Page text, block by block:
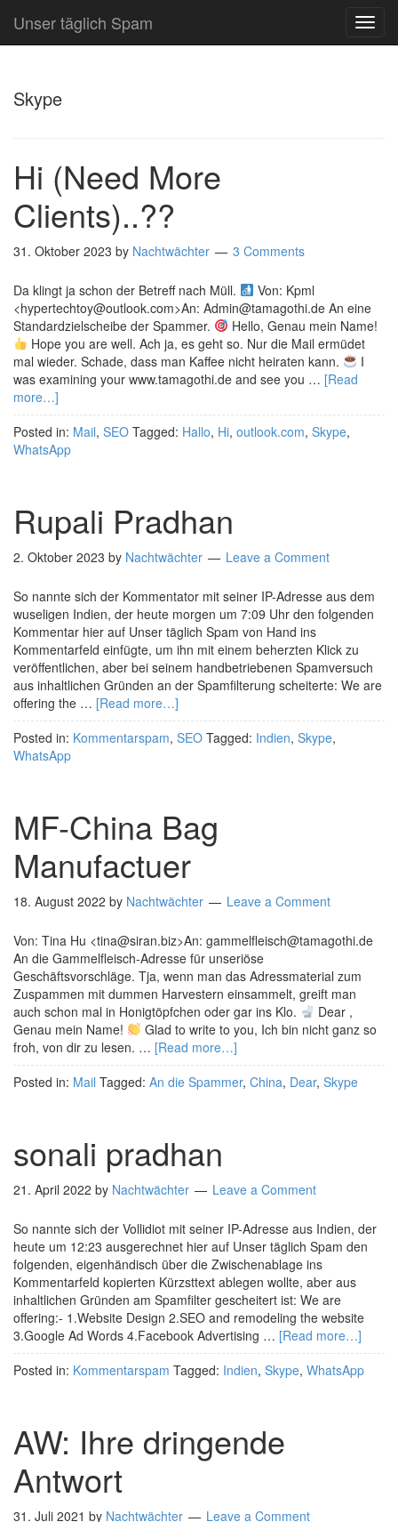
Unser täglich Spam
Skype
Hi (Need More
Clients)..??
31. Oktober 2023 by Nachtwächter 3 Comments
Da klingt ja schon der Betreff nach Müll.
Von: Kpml
<hypertechtoy@outlook.com>An: Admin@tamagothi.de An eine
Standardzielscheibe der Spammer.
Hello, Genau mein Name!
Hope you are well. Ach ja, es geht so. Nur die Mail ermüdet
mal wieder. Schade, dass man Kaffee nicht heiraten kann.
I
was examining your www.tamagothi.de and see you … [Read
more…]
Posted in: Mail, SEO Tagged: Hallo, Hi, outlook.com, Skype,
WhatsApp
Rupali Pradhan
2. Oktober 2023 by Nachtwächter Leave a Comment
So nannte sich der Kommentator mit seiner IP-Adresse aus dem
wuseligen Indien, der heute morgen um 7:09 Uhr den folgenden
Kommentar hier auf Unser täglich Spam von Hand ins
Kommentarfeld einfügte, um ihn mit einem beherzten Klick zu
veröffentlichen, aber bei seinem handbetriebenen Spamversuch
aus inhaltlichen Gründen an der Spamfilterung scheiterte: We are
offering the … [Read more…]
Posted in: Kommentarspam, SEO Tagged: Indien, Skype,
WhatsApp
MF-China Bag
Manufactuer
18. August 2022 by Nachtwächter Leave a Comment
Von: Tina Hu <tina@siran.biz>An: gammelfleisch@tamagothi.de
An die Gammelfleisch-Adresse für unseriöse
Geschäftsvorschläge. Tja, wenn man das Adressmaterial zum
Zuspammen mit dummen Harvestern einsammelt, greift man
auch schon mal in Honigtöpfchen oder gar ins Klo.
Dear ,
Genau mein Name!
Glad to write to you, Ich bin nicht ganz so
froh, von dir zu lesen. … [Read more…]
Posted in: Mail Tagged: An die Spammer, China, Dear, Skype
sonali pradhan
21. April 2022 by Nachtwächter Leave a Comment
So nannte sich der Vollidiot mit seiner IP-Adresse aus Indien, der
heute um 12:23 ausgerechnet hier auf Unser täglich Spam den
folgenden, eigenhändisch über die Zwischenablage ins
Kommentarfeld kopierten Kürzsttext ablegen wollte, aber aus
inhaltlichen Gründen am Spamfilter gescheitert ist: We are
offering:- 1.Website Design 2.SEO and remodeling the website
3.Google Ad Words 4.Facebook Advertising … [Read more…]
Posted in: Kommentarspam Tagged: Indien, Skype, WhatsApp
AW: Ihre dringende
Antwort
31. Juli 2021 by Nachtwächter Leave a Comment